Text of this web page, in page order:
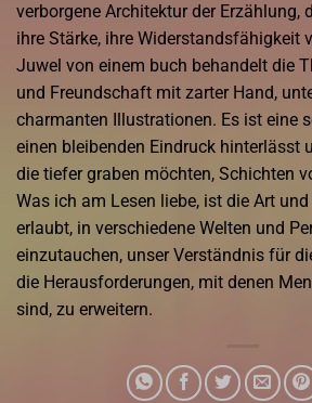
verborgene Architektur der Erzählung,
ihre Stärke, ihre Widerstandsfähigkeit
Juwel von einem buch behandelt die
und Freundschaft mit zarter Hand,
charmanten Illustrationen. Es ist eine
einen bleibenden Eindruck hinterlässt
die tiefer graben möchten, Schichten
Was ich am Lesen liebe, ist die Art
erlaubt, in verschiedene Welten und
einzutauchen, unser Verständnis für
die Herausforderungen, mit denen
sind, zu erweitern.